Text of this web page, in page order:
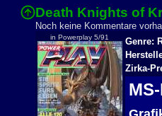
Death Knights of
Noch keine Kommentare
in Powerplay 5/91
Genre:
Zirka-